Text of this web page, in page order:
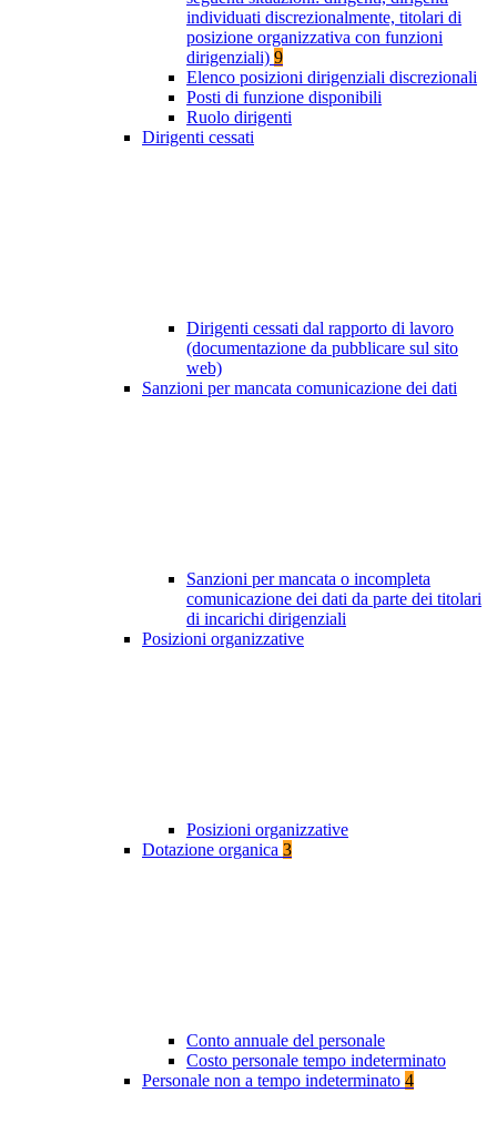
individuati discrezionalmente, titolari di
posizione organizzativa con funzioni
dirigenziali) 9
Elenco posizioni dirigenziali discrezionali
Posti di funzione disponibili
Ruolo dirigenti
Dirigenti cessati
Dirigenti cessati dal rapporto di lavoro
(documentazione da pubblicare sul sito
web)
Sanzioni per mancata comunicazione dei dati
Sanzioni per mancata o incompleta
comunicazione dei dati da parte dei titolari
di incarichi dirigenziali
Posizioni organizzative
Posizioni organizzative
Dotazione organica 3
Conto annuale del personale
Costo personale tempo indeterminato
Personale non a tempo indeterminato 4